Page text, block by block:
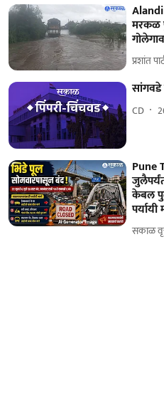
मरकळ
प्रशांत
CD
Pune
केबल
पर्यायी
सकाळ